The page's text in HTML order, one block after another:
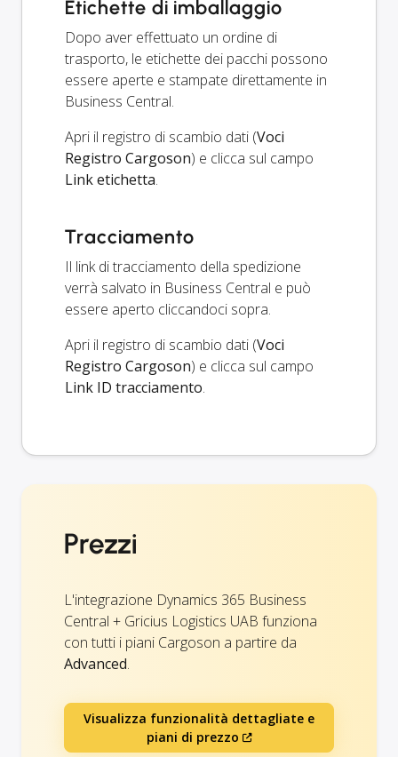
Etichette di imballaggio
Dopo aver effettuato un ordine di
trasporto, le etichette dei pacchi possono
essere aperte e stampate direttamente in
Business Central.
Apri il registro di scambio dati (Voci
Registro Cargoson) e clicca sul campo
Link etichetta.
Tracciamento
Il link di tracciamento della spedizione
verrà salvato in Business Central e può
essere aperto cliccandoci sopra.
Apri il registro di scambio dati (Voci
Registro Cargoson) e clicca sul campo
Link ID tracciamento.
Prezzi
L'integrazione Dynamics 365 Business
Central + Gricius Logistics UAB funziona
con tutti i piani Cargoson a partire da
Advanced.
Visualizza funzionalità dettagliate e
piani di prezzo